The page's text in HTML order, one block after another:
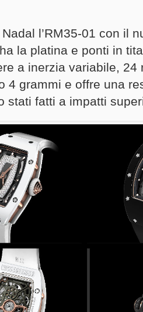
l’RM35-01 con il
la platina e ponti in
a inerzia variabile, 24
4 grammi e offre una
stati fatti a impatti